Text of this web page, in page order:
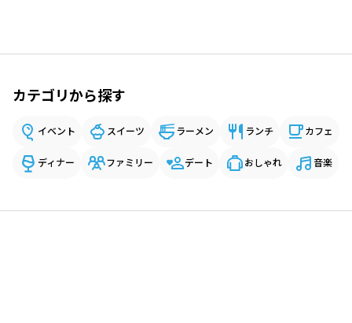
カテゴリから探す
イベント スイーツ ラーメン ランチ カフェ
ディナー ファミリー デート おしゃれ 音楽